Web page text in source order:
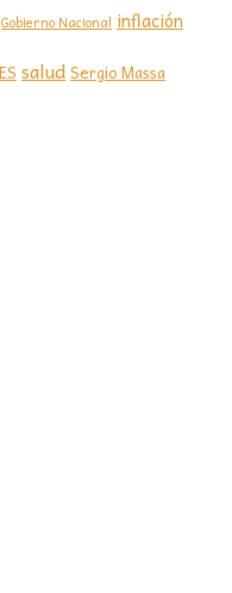
Gobierno Nacional inflación
saludSergio Massa